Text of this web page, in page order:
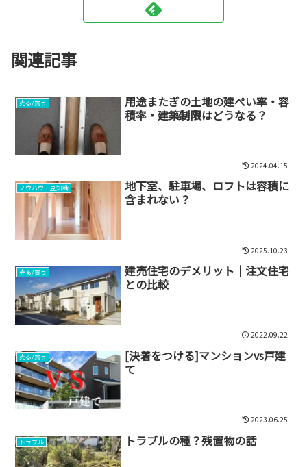
関連記事
売る/買う
用途またぎの土地の建ぺい率・容
積率・建築制限はどうなる？
2024.04.15
ノウハウ・豆知識
地下室、駐車場、ロフトは容積に
含まれない？
2025.10.23
売る/買う
建売住宅のデメリット｜注文住宅
との比較
2022.09.22
売る/買う
[決着をつける]マンションvs戸建
て
2023.06.25
トラブル トラブルの種？残置物の話